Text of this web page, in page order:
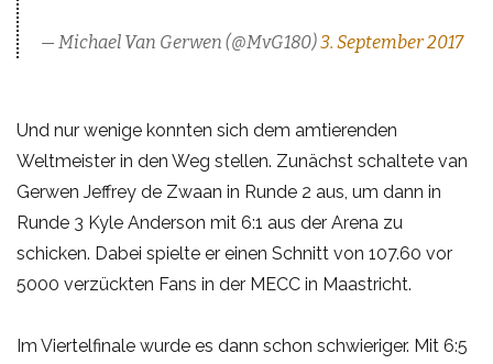
— Michael Van Gerwen (@MvG180)3. September 2017
Und nur wenige konnten sich dem amtierenden
Weltmeister in den Weg stellen. Zunächst schaltete van
Gerwen Jeffrey de Zwaan in Runde 2 aus, um dann in
Runde 3 Kyle Anderson mit 6:1 aus der Arena zu
schicken. Dabei spielte er einen Schnitt von 107.60 vor
5000 verzückten Fans in der MECC in Maastricht.
Im Viertelfinale wurde es dann schon schwieriger. Mit 6:5